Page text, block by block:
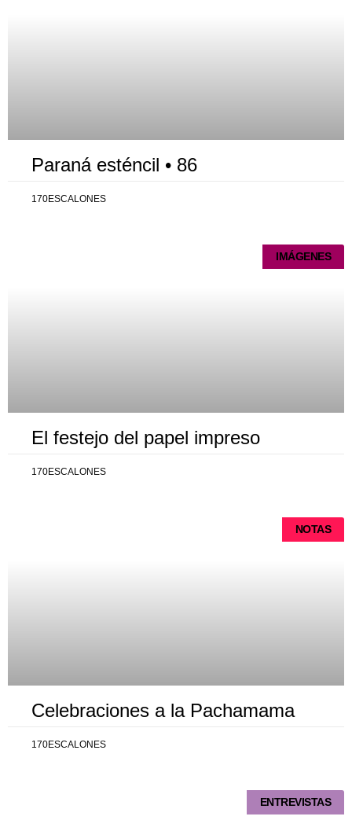
Paraná esténcil • 86
170ESCALONES
IMÁGENES
El festejo del papel impreso
170ESCALONES
NOTAS
Celebraciones a la Pachamama
170ESCALONES
ENTREVISTAS